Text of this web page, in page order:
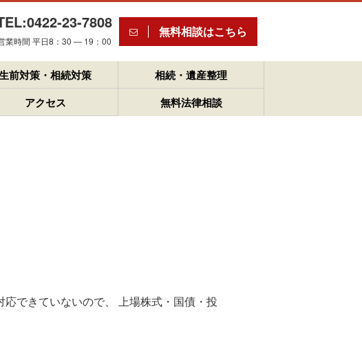
23-7808
業時間 平日8：30 ― 19：00
無料相談はこちら
前対策・相続対策
相続・遺産整理
アクセス 無料法律相談
できていないので、 上場株式・国債・投